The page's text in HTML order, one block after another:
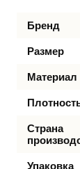
Бренд
Размер
Материал
Страна
Упаковка